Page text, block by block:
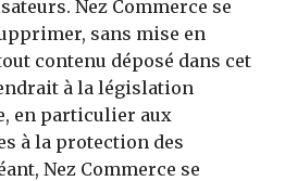
Nez Commerce se
sans mise en
contenu déposé dans cet
à la législation
en particulier aux
à la protection des
Nez Commerce se